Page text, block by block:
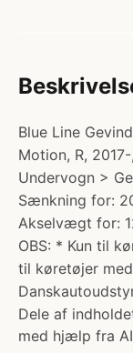
Blue Line
Motion, R,
Undervogn >
Sænkning for:
Akselvægt for:
OBS: * Kun til
til køretøjer
Dele af
med hjælp fra